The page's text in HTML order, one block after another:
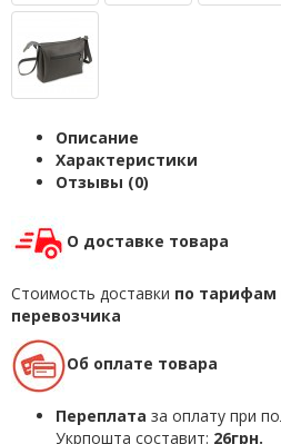
Описание
Характеристики
Отзывы (0)
О доставке товара
Стоимость доставки по тарифам
перевозчика
Об оплате товара
Переплата за оплату при
Укрпошта составит: 26грн.